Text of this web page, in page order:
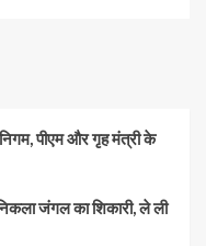
पीएम और गृह मंत्री के
जंगल का शिकारी, ले ली